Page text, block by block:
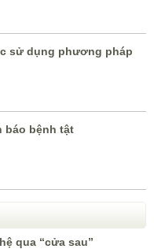
qua “cửa sau”
tấn công?
kiêng ăn mỡ?